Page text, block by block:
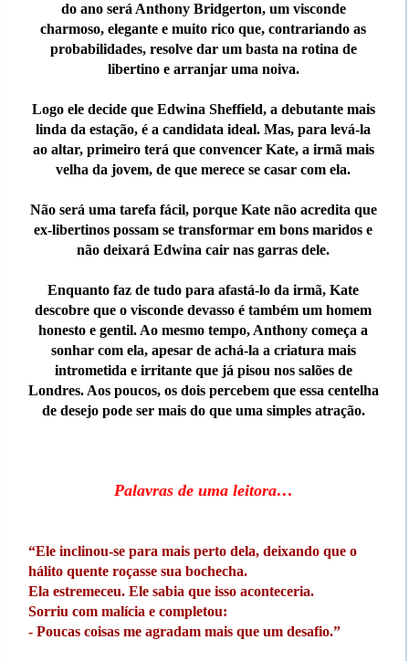
do ano será Anthony Bridgerton, um visconde
charmoso, elegante e muito rico que, contrariando as
probabilidades, resolve dar um basta na rotina de
libertino e arranjar uma noiva.
Logo ele decide que Edwina Sheffield, a debutante mais
linda da estação, é a candidata ideal. Mas, para levá-la
ao altar, primeiro terá que convencer Kate, a irmã mais
velha da jovem, de que merece se casar com ela.
Não será uma tarefa fácil, porque Kate não acredita que
ex-libertinos possam se transformar em bons maridos e
não deixará Edwina cair nas garras dele.
Enquanto faz de tudo para afastá-lo da irmã, Kate
descobre que o visconde devasso é também um homem
honesto e gentil. Ao mesmo tempo, Anthony começa a
sonhar com ela, apesar de achá-la a criatura mais
intrometida e irritante que já pisou nos salões de
Londres. Aos poucos, os dois percebem que essa centelha
de desejo pode ser mais do que uma simples atração.
Palavras de uma leitora…
“Ele inclinou-se para mais perto dela, deixando que o
hálito quente roçasse sua bochecha.
Ela estremeceu. Ele sabia que isso aconteceria.
Sorriu com malícia e completou:
- Poucas coisas me agradam mais que um desafio.”